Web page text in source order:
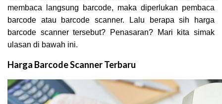
membaca langsung barcode, maka diperlukan pembaca
barcode atau barcode scanner. Lalu berapa sih harga
barcode scanner tersebut? Penasaran? Mari kita simak
ulasan di bawah ini.
Harga Barcode Scanner Terbaru